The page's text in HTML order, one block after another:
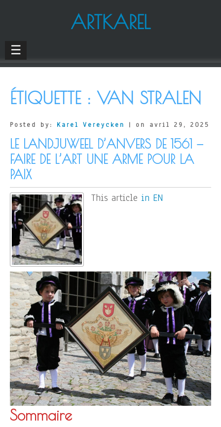
ARTKAREL
☰
ÉTIQUETTE : VAN STRALEN
Posted by: Karel Vereycken | on avril 29, 2025
LE LANDJUWEEL D’ANVERS DE 1561 —
FAIRE DE L’ART UNE ARME POUR LA
PAIX
This article in EN
Sommaire